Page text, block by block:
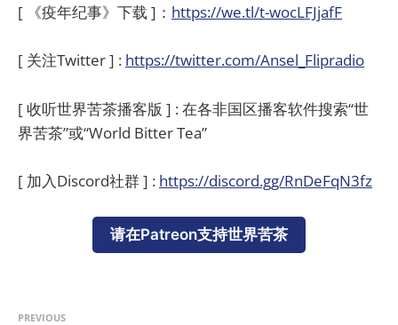
[ 《疫年纪事》下载 ]： https://we.tl/t-wocLFJjafF
[ 关注Twitter ] : https://twitter.com/Ansel_Flipradio
[ 收听世界苦茶播客版 ] : 在各非国区播客软件搜索“世
界苦茶”或“World Bitter Tea”
[ 加入Discord社群 ] : https://discord.gg/RnDeFqN3fz
请在Patreon支持世界苦茶
PREVIOUS